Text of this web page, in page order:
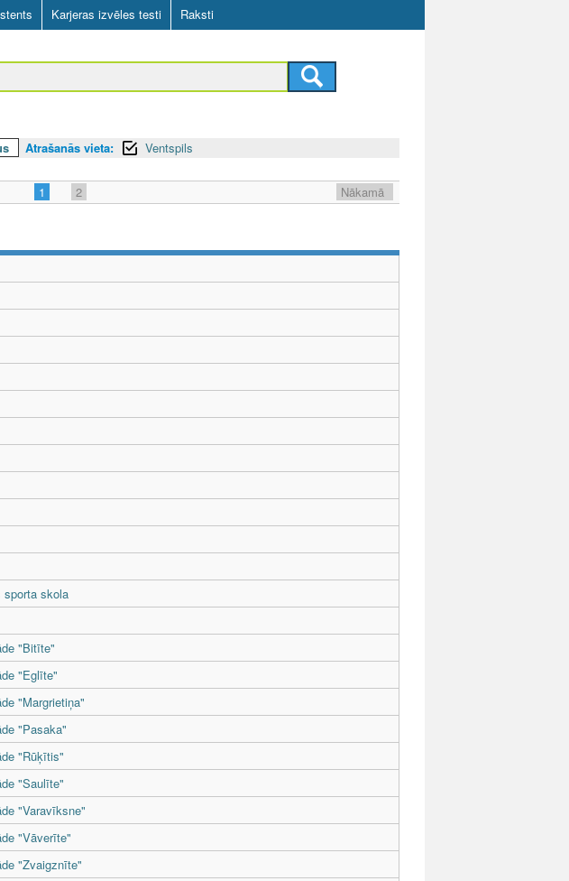
Karjeras izvēles testi Raksti
Atrašanās vieta: Ventspils
1 2
Nākamā
sporta skola
"Bitīte"
"Eglīte"
"Margrietiņa"
"Pasaka"
"Rūķītis"
"Saulīte"
"Varavīksne"
"Vāverīte"
"Zvaigznīte"